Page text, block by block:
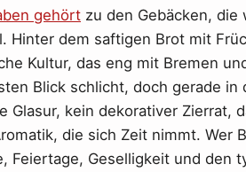
gehört zu den Gebäcken,
Hinter dem saftigen Brot mit
Kultur, das eng mit Bremen
Blick schlicht, doch gerade
Glasur, kein dekorativer Zierrat,
die sich Zeit nimmt. Wer
Feiertage, Geselligkeit und den